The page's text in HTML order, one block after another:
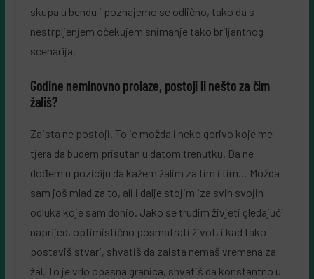
skupa u bendu i poznajemo se odlično, tako da s
nestrpljenjem očekujem snimanje tako briljantnog
scenarija.
Godine neminovno prolaze, postoji li nešto za čim
žališ?
Zaista ne postoji. To je možda i neko gorivo koje me
tjera da budem prisutan u datom trenutku. Da ne
dođem u poziciju da kažem žalim za tim i tim… Možda
sam još mlad za to, ali i dalje stojim iza svih svojih
odluka koje sam donio. Jako se trudim živjeti gledajući
naprijed, optimistično posmatrati život, i kad tako
postaviš stvari, shvatiš da zaista nemaš vremena za
žal. To je vrlo opasna granica, shvatiš da konstantno u